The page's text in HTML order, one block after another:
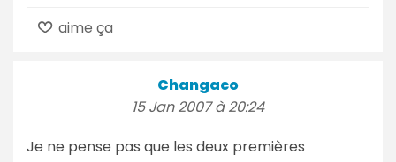
aime ça
Changaco
15 Jan 2007 à 20:24
Je ne pense pas que les deux premières